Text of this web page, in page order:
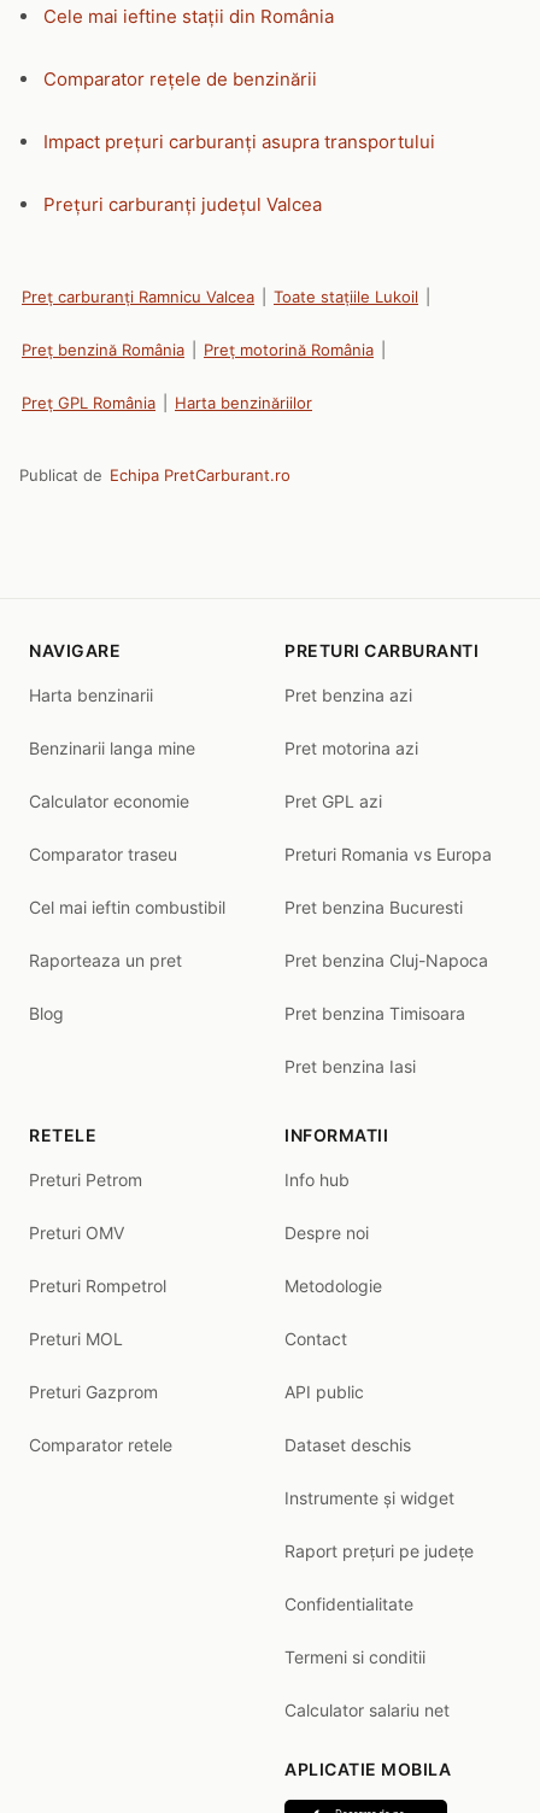
Cele mai ieftine stații din România
Comparator rețele de benzinării
Impact prețuri carburanți asupra transportului
Prețuri carburanți județul Valcea
Preț carburanți Ramnicu Valcea Toate stațiile Lukoil
Preț benzină România Preț motorină România
Preț GPL România Harta benzinăriilor
Publicat de Echipa PretCarburant.ro
NAVIGARE
Harta benzinarii
Benzinarii langa mine
Calculator economie
Comparator traseu
Cel mai ieftin combustibil
Raporteaza un pret
Blog
PRETURI CARBURANTI
Pret benzina azi
Pret motorina azi
Pret GPL azi
Preturi Romania vs Europa
Pret benzina Bucuresti
Pret benzina Cluj-Napoca
Pret benzina Timisoara
Pret benzina Iasi
RETELE
Preturi Petrom
Preturi OMV
Preturi Rompetrol
Preturi MOL
Preturi Gazprom
Comparator retele
INFORMATII
Info hub
Despre noi
Metodologie
Contact
API public
Dataset deschis
Instrumente și widget
Raport prețuri pe județe
Confidentialitate
Termeni si conditii
Calculator salariu net
APLICATIE MOBILA